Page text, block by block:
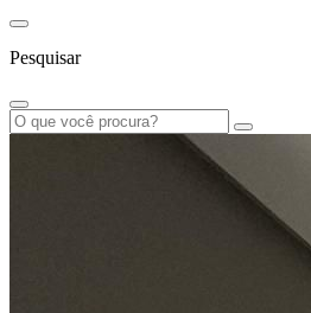
Pesquisar